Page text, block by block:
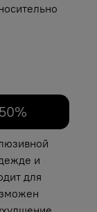
и
для